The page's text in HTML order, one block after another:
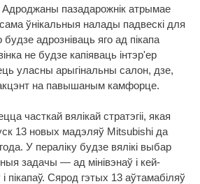
Адроджаны пазадарожнік атрымае
ўнікальныя налады падвескі для
адрозніваць яго ад пікапа
не будзе капіяваць інтэр'ер
уласны арыгінальны салон, дзе,
на павышаным камфорце.
часткай вялікай стратэгіі, якая
13 новых мадэляў Mitsubishi да
У пераліку будзе вялікі выбар
задачы — ад мінівэнаў і кей-
пікапаў. Сярод гэтых 13 аўтамабіляў